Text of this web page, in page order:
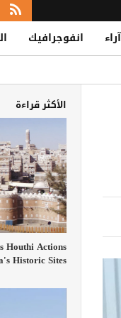
آراء انفوجرافيك
الأكثر قراءة
Houthi Actions
Historic Sites